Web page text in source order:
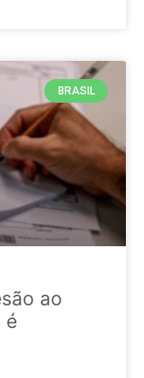
BRASIL
ao
é